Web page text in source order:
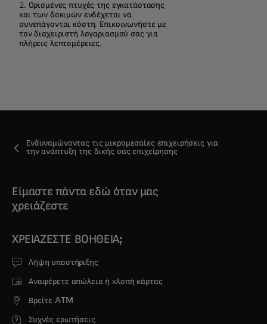
2. Ορισμένες πτυχές της εγκατάστασης
και των δοκιμών ενδέχεται να
συνεπάγονται κόστη. Επικοινωνήστε με
τον διαχειριστή λογαριασμού σας για
πλήρεις λεπτομέρειες.
Ενδυναμώνοντας τις μικρομεσαίες επιχειρήσεις για
την ανάπτυξη της δικής σας επιχείρησης
Είμαστε πάντα εδώ όταν μας
χρειάζεστε
ΧΡΕΙΆΖΕΣΤΕ ΒΟΉΘΕΙΑ;
Λήψη υποστήριξης
Αναφέρετε απώλεια ή κλοπή κάρτας
Βρείτε ATM
Συχνές ερωτήσεις